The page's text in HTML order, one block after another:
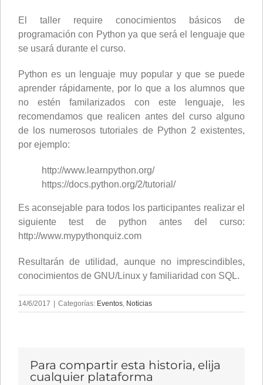
El taller require conocimientos básicos de
programación con Python ya que será el lenguaje que
se usará durante el curso.
Python es un lenguaje muy popular y que se puede
aprender rápidamente, por lo que a los alumnos que
no estén familarizados con este lenguaje, les
recomendamos que realicen antes del curso alguno
de los numerosos tutoriales de Python 2 existentes,
por ejemplo:
http://www.learnpython.org/
https://docs.python.org/2/tutorial/
Es aconsejable para todos los participantes realizar el
siguiente test de python antes del curso:
http://www.mypythonquiz.com
Resultarán de utilidad, aunque no imprescindibles,
conocimientos de GNU/Linux y familiaridad con SQL.
14/6/2017 | Categorías: Eventos Noticias
Para compartir esta historia, elija
cualquier plataforma